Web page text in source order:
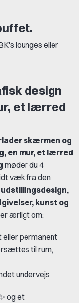
lounges eller
design
et lærred
skærmen og
en mur, et lærred
møder du 4
væk fra den
udstillingsdesign,
kunst og
ærligt om:
eller permanent
til rum,
undervejs
og et